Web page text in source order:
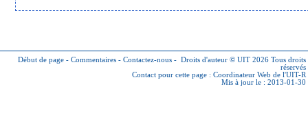
Début de page - Commentaires - Contactez-nous - Droits d'auteur © UIT 2026 Tous droits
réservés
Contact pour cette page : Coordinateur Web de l'UIT-R
Mis à jour le : 2013-01-30